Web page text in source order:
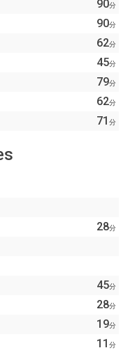
90分
90分
62分
45分
79分
62分
71 分
28分
45分
28分
19分
11 分